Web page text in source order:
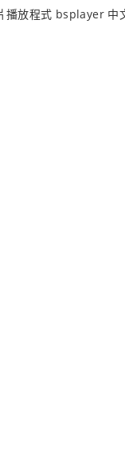
播放程式 bsplayer 中